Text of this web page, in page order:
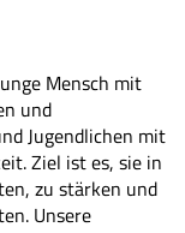
Mensch mit
und
Jugendlichen mit
Ziel ist es, sie in
zu stärken und
Unsere